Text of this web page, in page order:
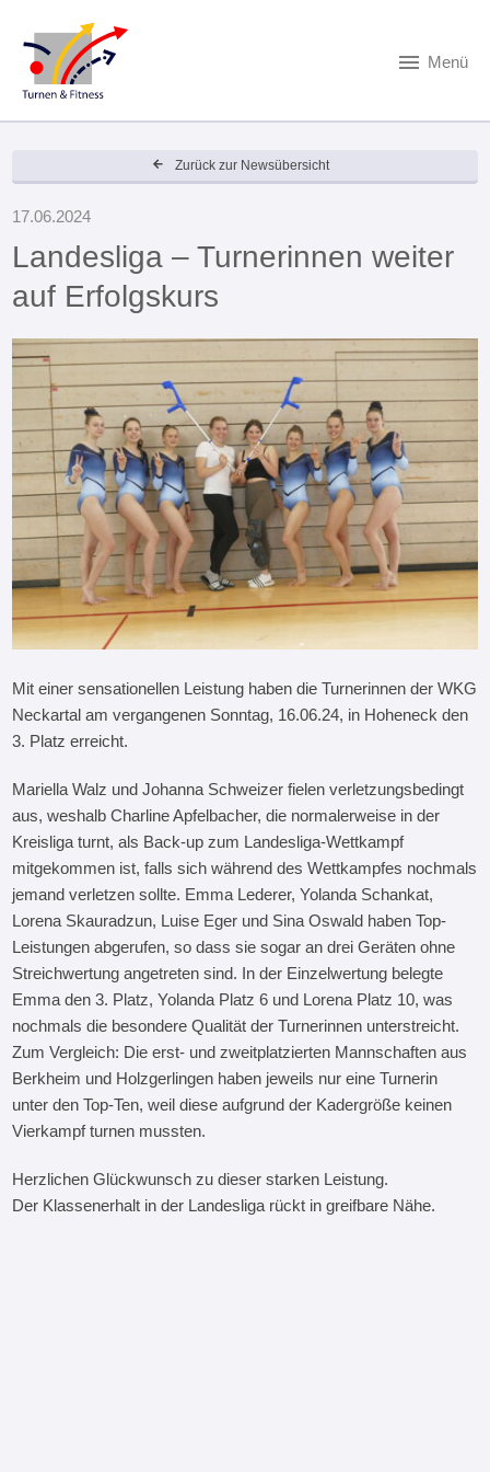
Menü
Zurück zur Newsübersicht
17.06.2024
Landesliga – Turnerinnen weiter
auf Erfolgskurs
Mit einer sensationellen Leistung haben die Turnerinnen der WKG
Neckartal am vergangenen Sonntag, 16.06.24, in Hoheneck den
3. Platz erreicht.
Mariella Walz und Johanna Schweizer fielen verletzungsbedingt
aus, weshalb Charline Apfelbacher, die normalerweise in der
Kreisliga turnt, als Back-up zum Landesliga-Wettkampf
mitgekommen ist, falls sich während des Wettkampfes nochmals
jemand verletzen sollte. Emma Lederer, Yolanda Schankat,
Lorena Skauradzun, Luise Eger und Sina Oswald haben Top-
Leistungen abgerufen, so dass sie sogar an drei Geräten ohne
Streichwertung angetreten sind. In der Einzelwertung belegte
Emma den 3. Platz, Yolanda Platz 6 und Lorena Platz 10, was
nochmals die besondere Qualität der Turnerinnen unterstreicht.
Zum Vergleich: Die erst- und zweitplatzierten Mannschaften aus
Berkheim und Holzgerlingen haben jeweils nur eine Turnerin
unter den Top-Ten, weil diese aufgrund der Kadergröße keinen
Vierkampf turnen mussten.
Herzlichen Glückwunsch zu dieser starken Leistung.
Der Klassenerhalt in der Landesliga rückt in greifbare Nähe.